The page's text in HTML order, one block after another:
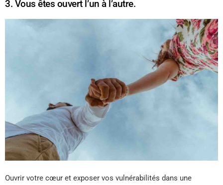
3. Vous êtes ouvert l’un à l’autre.
Ouvrir votre cœur et exposer vos vulnérabilités dans une